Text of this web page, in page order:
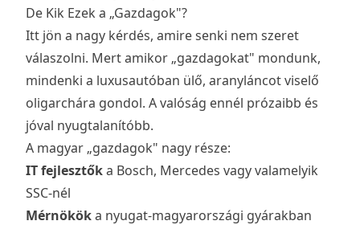
De Kik Ezek a „Gazdagok"?
Itt jön a nagy kérdés, amire senki nem szeret
válaszolni. Mert amikor „gazdagokat" mondunk,
mindenki a luxusautóban ülő, aranyláncot viselő
oligarchára gondol. A valóság ennél prózaibb és
jóval nyugtalanítóbb.
A magyar „gazdagok" nagy része:
IT fejlesztőka Bosch, Mercedes vagy valamelyik
SSC-nél
Mérnököka nyugat-magyarországi gyárakban